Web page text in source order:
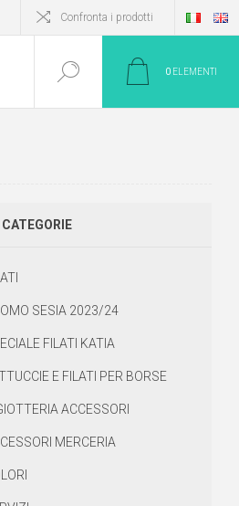
Confronta i prodotti
0 ELEMENTI
CATEGORIE
SESIA 2023/24
FILATI KATIA
E FILATI PER BORSE
ACCESSORI
MERCERIA